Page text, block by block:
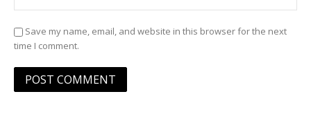
Save my name, email, and website in this browser for the next
time I comment.